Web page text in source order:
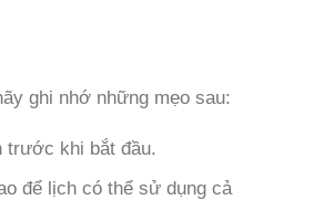
ghi nhớ những mẹo sau:
trước khi bắt đầu.
để lịch có thể sử dụng cả